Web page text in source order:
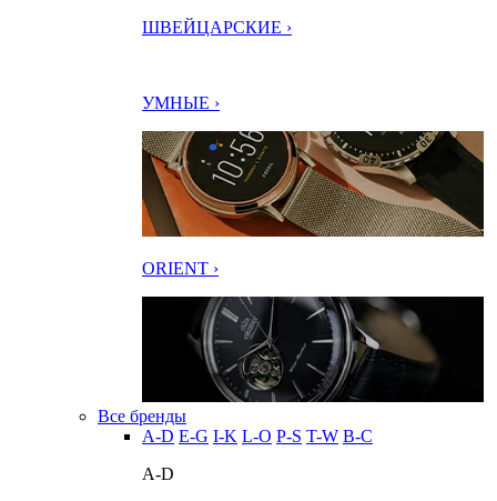
ШВЕЙЦАРСКИЕ ›
УМНЫЕ ›
ORIENT ›
Все бренды
A-D E-G I-K L-O P-S T-W В-С
A-D